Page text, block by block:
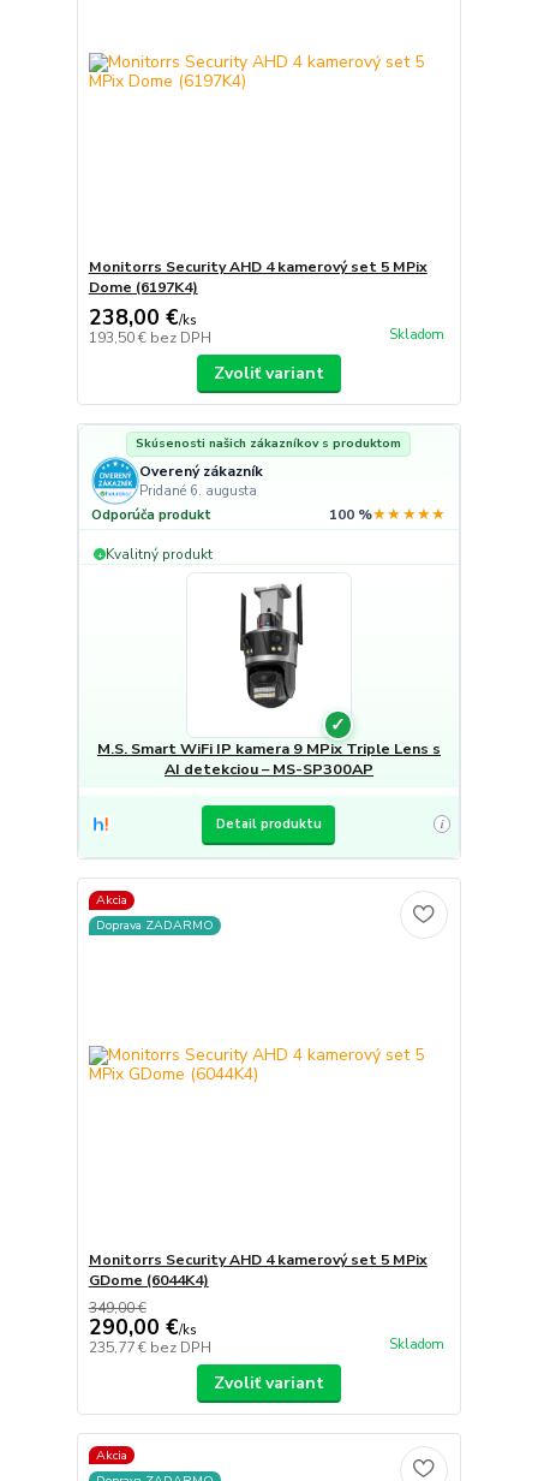
Monitorrs Security AHD 4 kamerový set 5 MPix
Dome (6197K4)
238,00 €/ks
193,50 € bez DPH Skladom
Zvoliť variant
Skúsenosti našich zákazníkov s produktom
Overený zákazník
Pridané 6. augusta
Odporúča produkt 100 %★★★★★
+ Kvalitný produkt
✓
M.S. Smart WiFi IP kamera 9 MPix Triple Lens s
AI detekciou – MS-SP300AP
Detail produktu i
Akcia
Doprava ZADARMO
Monitorrs Security AHD 4 kamerový set 5 MPix
GDome (6044K4)
349,00 €
290,00 €/ks
235,77 € bez DPH Skladom
Zvoliť variant
Akcia